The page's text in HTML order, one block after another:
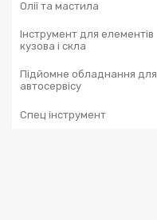
Олії та мастила
Інструмент для елементів
кузова і скла
Підйомне обладнання для
автосервісу
Спец інструмент